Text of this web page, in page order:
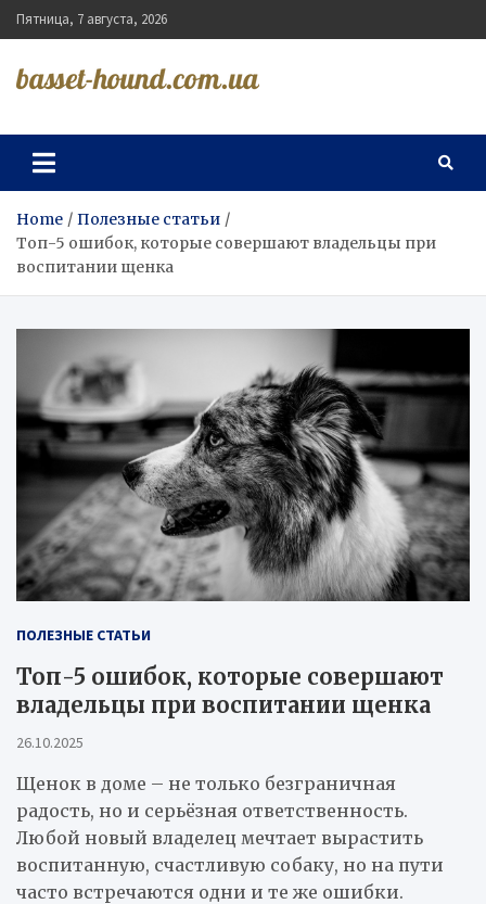
Skip
to
Пятница, 7 августа, 2026
basset-hound.com.ua
Home
Полезные статьи
Топ-5 ошибок, которые совершают владельцы при
воспитании щенка
ПОЛЕЗНЫЕ СТАТЬИ
Топ-5 ошибок, которые совершают
владельцы при воспитании щенка
26.10.2025
Щенок в доме – не только безграничная
радость, но и серьёзная ответственность.
Любой новый владелец мечтает вырастить
воспитанную, счастливую собаку, но на пути
часто встречаются одни и те же ошибки.